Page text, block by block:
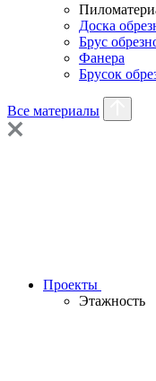
Доска
Брус
Фанера
Брусок
Все материалы
Проекты
Этажность